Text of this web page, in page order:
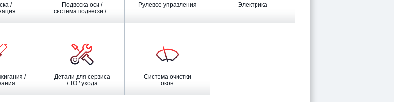
Подвеска оси /
система подвески /...
Рулевое управления Электрика
Детали для сервиса
/ ТО / ухода
Система очистки
окон